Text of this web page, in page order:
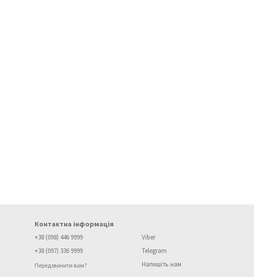
Контактна інформація
+38 (098) 446 9999
+38 (097) 336 9999
Передзвонити вам?
Viber
Telegram
Напишіть нам